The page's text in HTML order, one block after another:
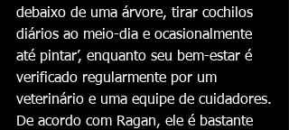
debaixo de uma árvore, tirar cochilos
diários ao meio-dia e ocasionalmente
até pintar’, enquanto seu bem-estar é
verificado regularmente por um
veterinário e uma equipe de cuidadores.
De acordo com Ragan, ele é bastante